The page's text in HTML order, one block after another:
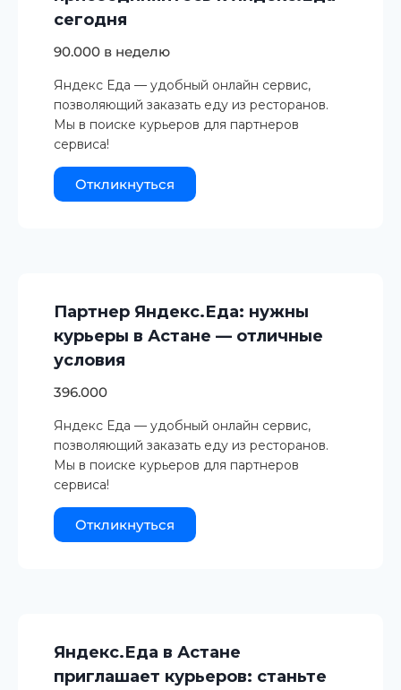
сегодня
90.000 в неделю
Яндекс Еда — удобный онлайн сервис,
позволяющий заказать еду из ресторанов.
Мы в поиске курьеров для партнеров
сервиса!
Откликнуться
Партнер Яндекс.Еда: нужны
курьеры в Астане — отличные
условия
396.000
Яндекс Еда — удобный онлайн сервис,
позволяющий заказать еду из ресторанов.
Мы в поиске курьеров для партнеров
сервиса!
Откликнуться
Яндекс.Еда в Астане
приглашает курьеров: станьте